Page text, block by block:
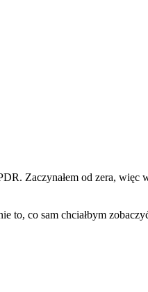
Zaczynałem od zera,
to, co sam chciałbym